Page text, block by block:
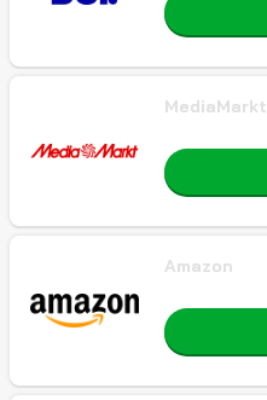
MediaMarkt
Amazon